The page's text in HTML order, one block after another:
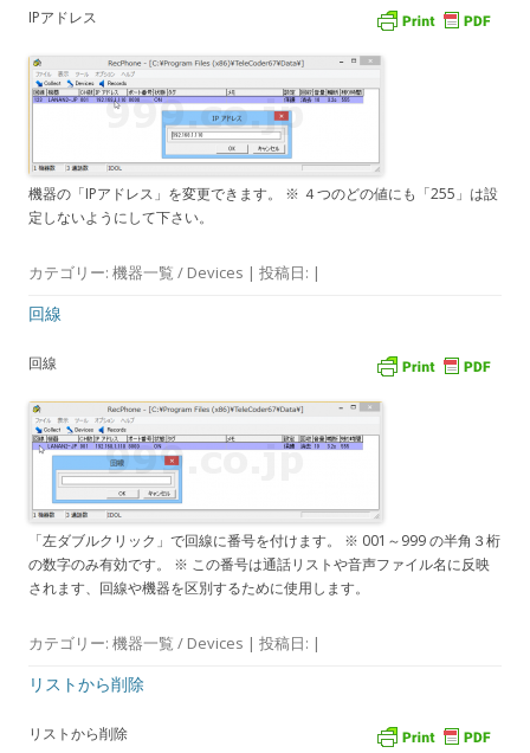
IPアドレス
機器の「IPアドレス」を変更できます。 ※ ４つのどの値にも「255」は設
定しないようにして下さい。
カテゴリー: 機器一覧 / Devices | 投稿日: |
回線
回線
「左ダブルクリック」で回線に番号を付けます。 ※ 001～999 の半角３桁
の数字のみ有効です。 ※ この番号は通話リストや音声ファイル名に反映
されます、回線や機器を区別するために使用します。
カテゴリー: 機器一覧 / Devices | 投稿日: |
リストから削除
リストから削除